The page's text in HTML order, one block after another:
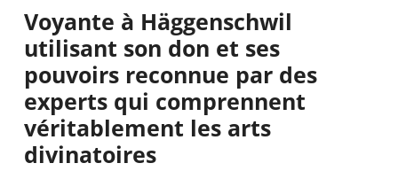
Voyante à Häggenschwil
utilisant son don et ses
pouvoirs reconnue par des
experts qui comprennent
véritablement les arts
divinatoires